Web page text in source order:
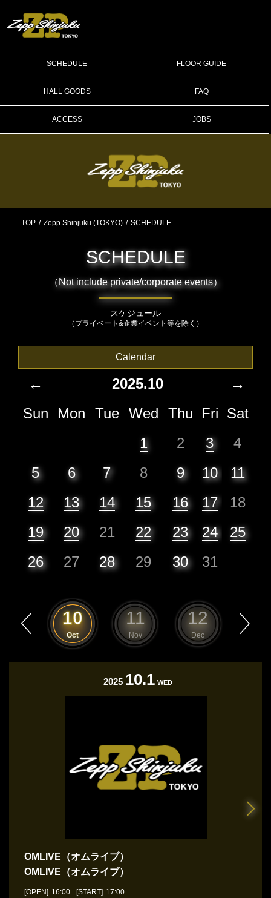
SCHEDULE FLOOR GUIDE
HALL GOODS FAQ
ACCESS JOBS
TOP Zepp Shinjuku (TOKYO) SCHEDULE
SCHEDULE
（Not include private/corporate events）
スケジュール
（プライベート&企業イベント等を除く）
Calendar
← 2025.10
→
Sun
Mon Tue Wed Thu Fri Sat
1
2 3
4
5
6 7 8 9 10
11
12
13 14 15 16 17
18
19
20 21 22 23 24
25
26
27 28 29 30 31
10
Oct
11
Nov
12
Dec
2025 10.1 WED
OMLIVE（オムライブ）
OMLIVE（オムライブ）
[OPEN] 16:00 [START] 17:00